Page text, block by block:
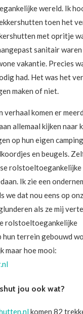
wereld. Ik
toen het
met opritje
sanitair
vakantie. Precies
had. Het was het
maken of niet.
verhaal komen er
allemaal kijken naar
op hun eigen
en beugels.
Ik zie een
we dat nou eens op
als ze mij
rolstoeltoegankelijke
terrein gebouwd
maar hoe mooi:
jou ook wat?
komen 82